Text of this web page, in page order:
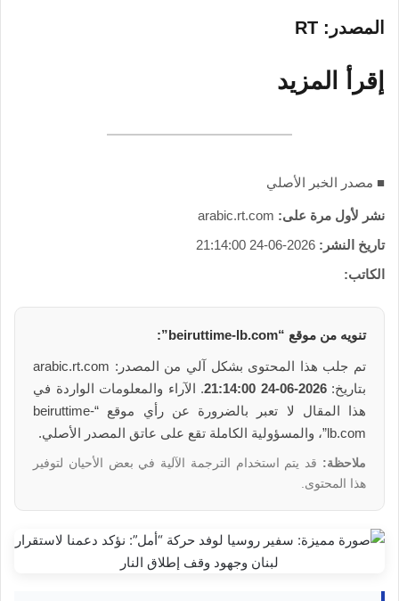
المصدر : RT
إقرأ المزيد
■ مصدر الخبر الأصلي
نشر لأول مرة على: arabic.rt.com
تاريخ النشر: 2026-06-24 21:14:00
الكاتب:
تنويه من موقع “beiruttime-lb.com”:
تم جلب هذا المحتوى بشكل آلي من المصدر: arabic.rt.com
بتاريخ:2026-06-24 21:14:00
. الآراء والمعلومات الواردة في
هذا المقال لا تعبر بالضرورة عن رأي موقع “beiruttime-
lb.com”، والمسؤولية الكاملة تقع على عاتق المصدر الأصلي.
ملاحظة: قد يتم استخدام الترجمة الآلية في بعض الأحيان لتوفير
هذا المحتوى.